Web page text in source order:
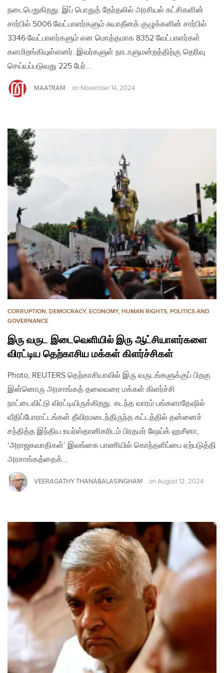
நடைபெறுகிறது. இப் பொதுத் தேர்தலில் அரசியல் கட்சிகளின்
சார்பில் 5006 வேட்பாளர்களும் சுயாதீனக் குழுக்களின் சார்பில்
3346 வேட்பாளர்களும் என மொத்தமாக 8352 வேட்பாளர்கள்
களமிறங்கியுள்ளனர். இவர்களுள் நாடாளுமன்றத்திற்கு தெரிவு
செய்யப்படுவது 225 பேர்…
MAATRAM on November 14, 2024
CORRUPTION, DEMOCRACY, ECONOMY, HUMAN RIGHTS, POLITICS AND
GOVERNANCE
இரு வருட இடைவெளியில் இரு ஆட்சியாளர்களை
விரட்டிய தெற்காசிய மக்கள் கிளர்ச்சிகள்
Photo, REUTERS தெற்காசியாவில் இரு வருடங்களுக்குப் பிறகு
இன்னொரு அரசாங்கத் தலைவரை மக்கள் கிளர்ச்சி
நாட்டைவிட்டு விரட்டியிருக்கிறது. கடந்த வாரம் பங்களாதேஷில்
வீதிப்போராட்டங்கள் தீவிரமடைந்திருந்த கட்டத்தில் தன்னைச்
சந்தித்த இந்திய உயர்ஸ்தானிகரிடம் பிரதமர் ஷேய்க் ஹசீனா,
‘அராஜகவாதிகள்’ இலங்கை பாணியில் கொந்தளிப்பை ஏற்படுத்தி
அரசாங்கத்தைக்…
VEERAGATHY THANABALASINGHAM on August 12, 2024